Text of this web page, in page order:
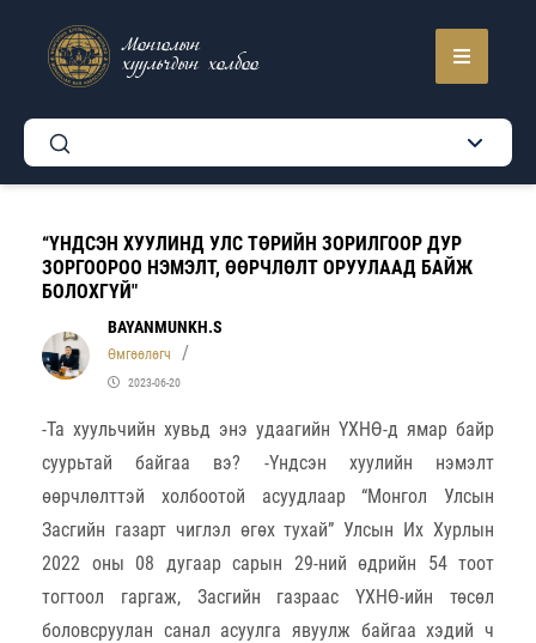
Монголын
хуульчдын холбоо
“ҮНДСЭН ХУУЛИНД УЛС ТӨРИЙН ЗОРИЛГООР ДУР
ЗОРГООРОО НЭМЭЛТ, ӨӨРЧЛӨЛТ ОРУУЛААД БАЙЖ
БОЛОХГҮЙ"
BAYANMUNKH.S
Өмгөөлөгч
2023-06-20
-Та хуульчийн хувьд энэ удаагийн ҮХНӨ-д ямар байр
суурьтай байгаа вэ? -Үндсэн хуулийн нэмэлт
өөрчлөлттэй холбоотой асуудлаар “Монгол Улсын
Засгийн газарт чиглэл өгөх тухай” Улсын Их Хурлын
2022 оны 08 дугаар сарын 29-ний өдрийн 54 тоот
тогтоол гаргаж, Засгийн газраас ҮХНӨ-ийн төсөл
боловсруулан санал асуулга явуулж байгаа хэдий ч